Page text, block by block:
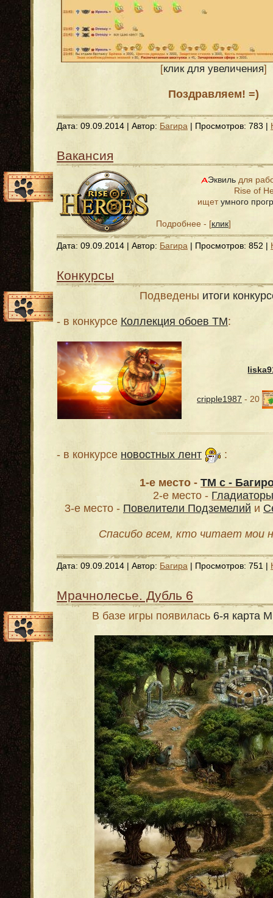
[клик для увеличения]
Поздравляем! =)
Дата: 09.09.2014 | Автор: Багира | Просмотров: 783 |
Вакансия
Эквиль для
Rise of
ищетумного
Подробнее - [клик]
Дата: 09.09.2014 | Автор: Багира | Просмотров: 852 |
Конкурсы
Подведены итоги
- в конкурсе Коллекция обоев ТМ:
cripple1987 - 20
- в конкурсе новостных лент :
1-е место - ТМ с -
2-е место -
3-е место - Повелители Подземелий и
Спасибо всем, кто читает мои
Дата: 09.09.2014 | Автор: Багира | Просмотров: 751 |
Мрачнолесье. Дубль 6
В базе игры появилась 6-я карта